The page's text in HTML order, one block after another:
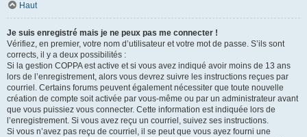
Haut
Je suis enregistré mais je ne peux pas me connecter !
Vérifiez, en premier, votre nom d’utilisateur et votre mot de passe. S’ils sont
corrects, il y a deux possibilités :
Si la gestion COPPA est active et si vous avez indiqué avoir moins de 13 ans
lors de l’enregistrement, alors vous devrez suivre les instructions reçues par
courriel. Certains forums peuvent également nécessiter que toute nouvelle
création de compte soit activée par vous-même ou par un administrateur avant
que vous puissiez vous connecter. Cette information est indiquée lors de
l’enregistrement. Si vous avez reçu un courriel, suivez ses instructions.
Si vous n’avez pas reçu de courriel, il se peut que vous ayez fourni une